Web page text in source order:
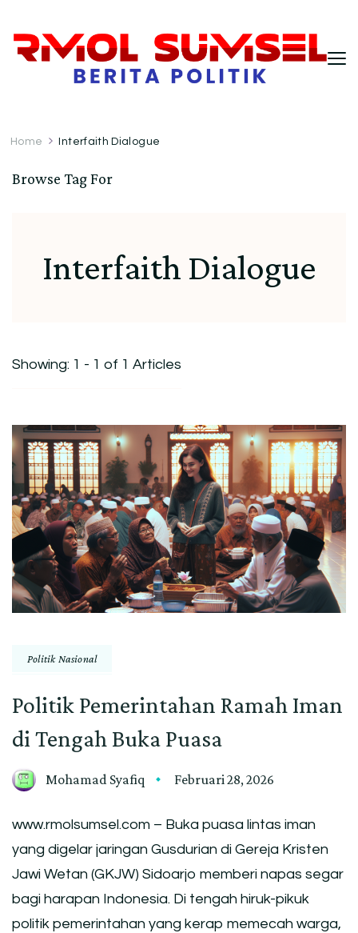
Indonesia untuk Pembaca Kritis
Home Interfaith Dialogue
Browse Tag For
Interfaith Dialogue
Showing: 1 - 1 of 1 Articles
Politik Nasional
Politik Pemerintahan Ramah Iman
di Tengah Buka Puasa
Mohamad Syafiq Februari 28, 2026
www.rmolsumsel.com – Buka puasa lintas iman
yang digelar jaringan Gusdurian di Gereja Kristen
Jawi Wetan (GKJW) Sidoarjo memberi napas segar
bagi harapan Indonesia. Di tengah hiruk-pikuk
politik pemerintahan yang kerap memecah warga,